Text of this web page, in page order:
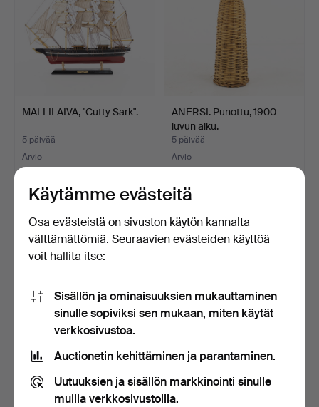
MALLILAIVA, "Cutty Sark".
5 päivää
Arvio
32 USD
ANERSI. Punottu, 1900-
luvun alku.
5 päivää
Arvio
BAROMETRI,
RINTANEULOJA, PIIIPPU,
YM.
5 päivää
PIIPPUJA, 13 kpl, mm.
Nørding, Stanwell.
5 päivää
15 tarjousta
Käytämme evästeitä
Osa evästeistä on sivuston käytön kannalta
välttämättömiä. Seuraavien evästeiden käyttöä
voit hallita itse:
Sisällön ja ominaisuuksien mukauttaminen
sinulle sopiviksi sen mukaan, miten käytät
verkkosivustoa.
Auctionetin kehittäminen ja parantaminen.
Uutuuksien ja sisällön markkinointi sinulle
muilla verkkosivustoilla.